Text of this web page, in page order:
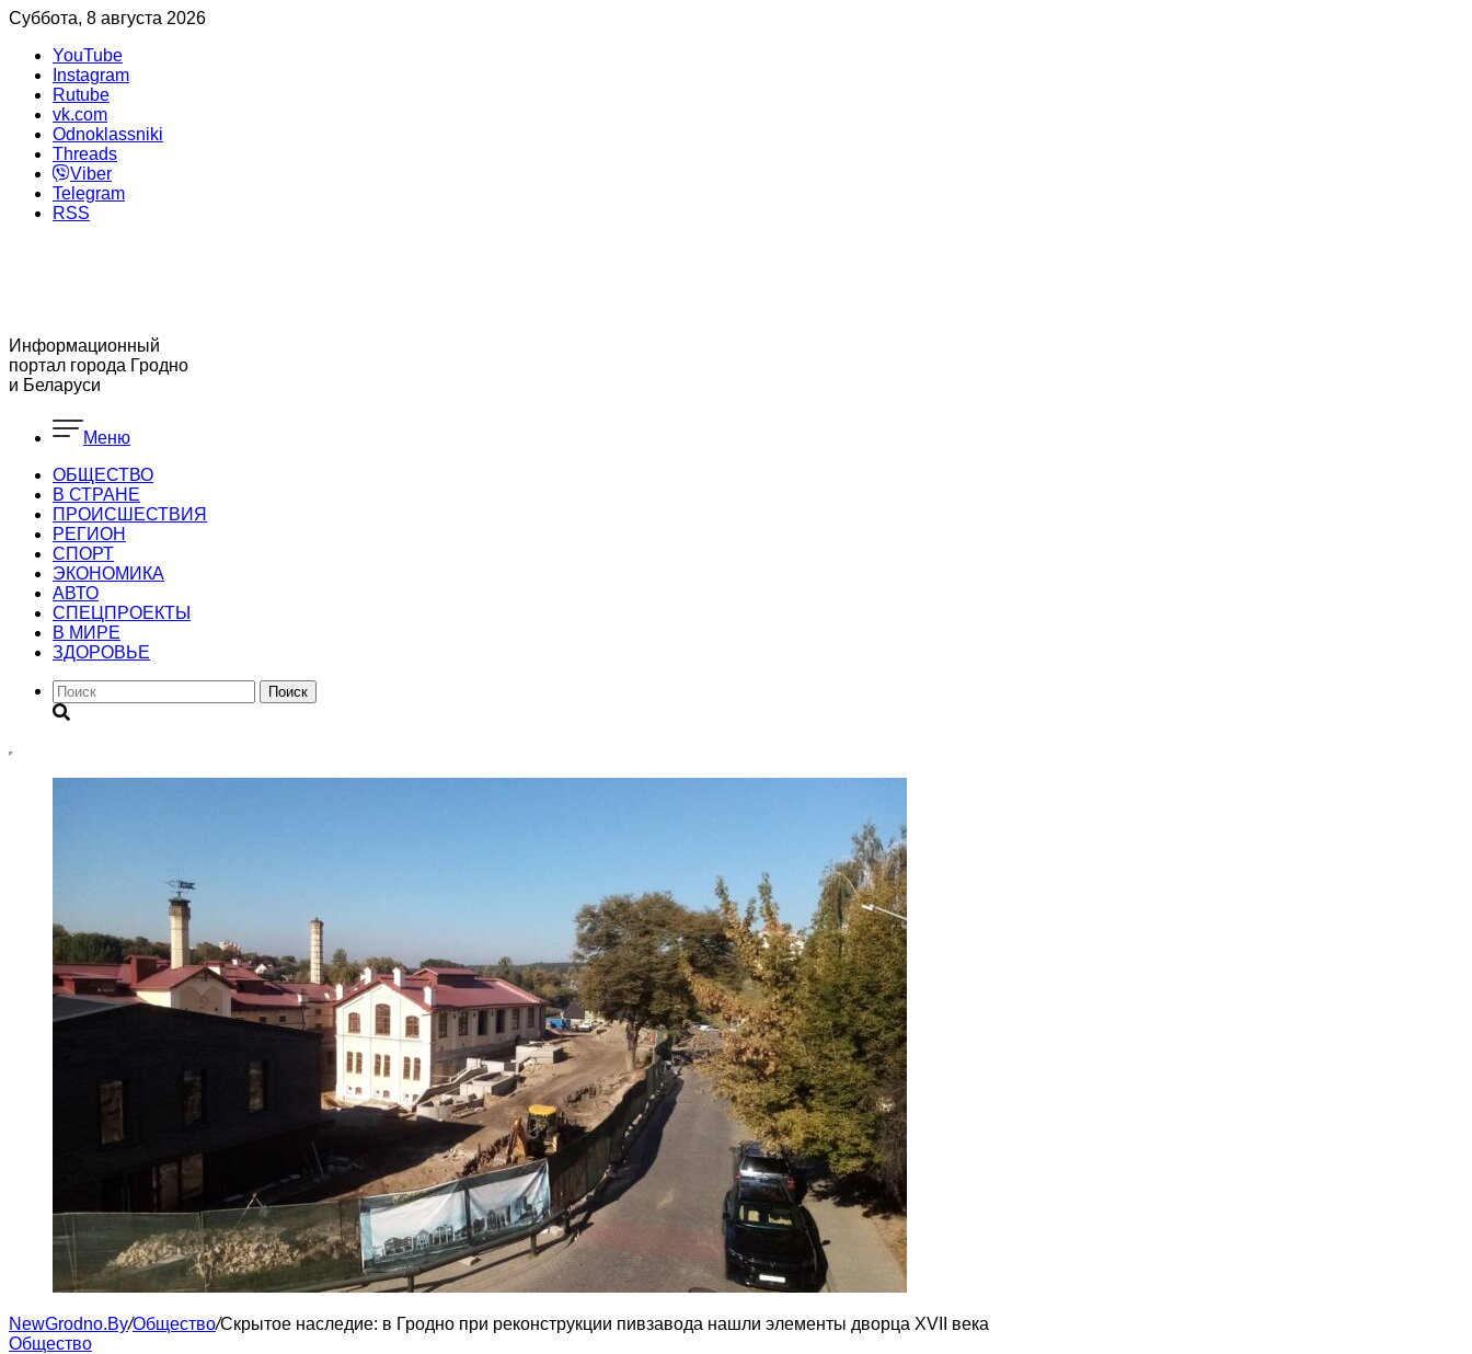
Суббота, 8 августа 2026
YouTube
Instagram
Rutube
vk.com
Odnoklassniki
Threads
Viber
Telegram
RSS
Информационный
портал города Гродно
и Беларуси
Меню
ОБЩЕСТВО
В СТРАНЕ
ПРОИСШЕСТВИЯ
РЕГИОН
CПОРТ
ЭКОНОМИКА
АВТО
СПЕЦПРОЕКТЫ
В МИРЕ
ЗДОРОВЬЕ
Поиск
NewGrodno.By/Общество/Скрытое наследие: в Гродно при реконструкции пивзавода нашли элементы дворца XVII века
Общество